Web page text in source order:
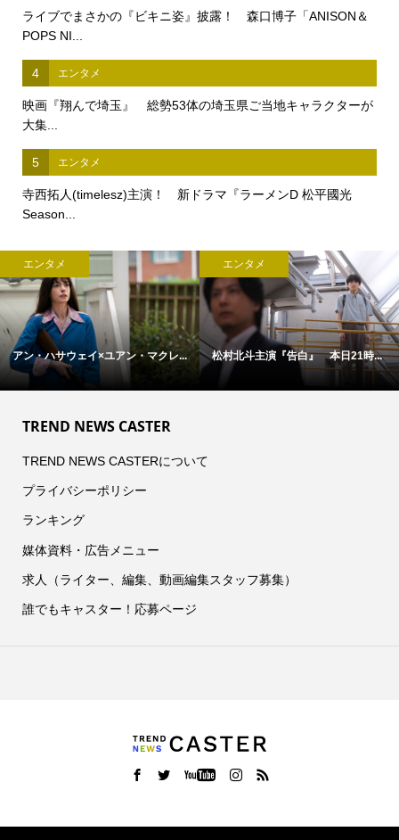
ライブでまさかの『ビキニ姿』披露！ 森口博子「ANISON＆
POPS NI...
4 エンタメ
映画『翔んで埼玉』 総勢53体の埼玉県ご当地キャラクターが
大集...
5 エンタメ
寺西拓人(timelesz)主演！ 新ドラマ『ラーメンD 松平國光
Season...
エンタメ
アン・ハサウェイ×ユアン・マクレ...
エンタメ
松村北斗主演『告白』 本日21時...
TREND NEWS CASTER
TREND NEWS CASTERについて
プライバシーポリシー
ランキング
媒体資料・広告メニュー
求人（ライター、編集、動画編集スタッフ募集）
誰でもキャスター！応募ページ